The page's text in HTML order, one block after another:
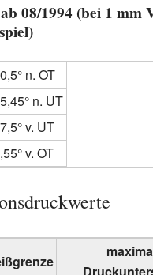
08/1994 (bei 1 mm
n. OT
n. UT
v. UT
v. OT